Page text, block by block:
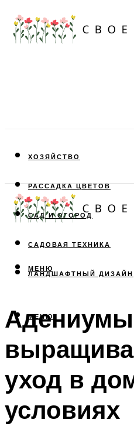
ХОЗЯЙСТВО
РАССАДКА ЦВЕТОВ
САД И ОГОРОД
САДОВАЯ ТЕХНИКА
ЛАНДШАФТНЫЙ ДИЗАЙН
МЕНЮ
МЕНЮ
уход в
условиях